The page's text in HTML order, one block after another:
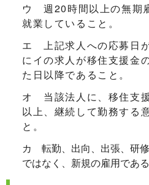
ウ 週20時間以上の無期
就業していること。
エ 上記求人への応募日
にイの求人が移住支援金
た日以降であること。
オ 当該法人に、移住支
以上、継続して勤務する
と。
カ 転勤、出向、出張、研
ではなく、新規の雇用である